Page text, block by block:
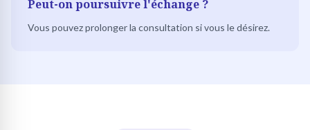
Peut-on poursuivre l'échange ?
Vous pouvez prolonger la consultation si vous le désirez.